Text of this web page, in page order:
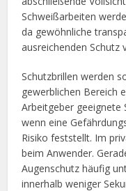
Schweißarbeiten
da gewöhnliche
ausreichenden Schutz
Schutzbrillen werden
gewerblichen Bereich
Arbeitgeber geeignete
wenn eine
Risiko feststellt. Im
beim Anwender.
Augenschutz häufig
innerhalb weniger